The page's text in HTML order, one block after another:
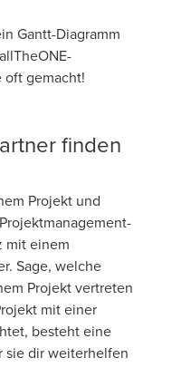
Gantt-Diagramm
oft gemacht!
finden
Projekt und
mit einem
Sage, welche
Projekt vertreten
mit einer
besteht eine
sie dir weiterhelfen